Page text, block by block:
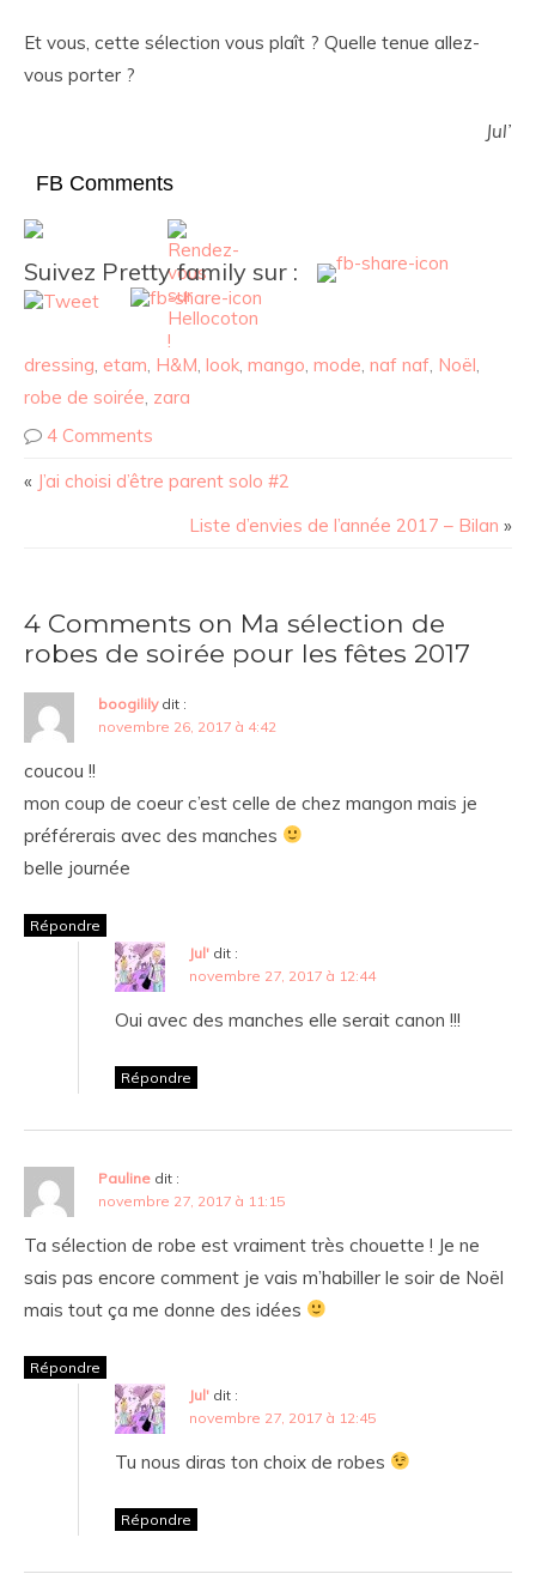
Et vous, cette sélection vous plaît ? Quelle tenue allez-
vous porter ?
Jul’
FB Comments
Suivez Pretty family sur :
dressing etam H&M look mango mode naf naf Noël
robe de soirée zara
4 Comments
« J’ai choisi d’être parent solo #2
Liste d’envies de l’année 2017 – Bilan »
4 Comments on Ma sélection de
robes de soirée pour les fêtes 2017
boogilily dit :
novembre 26, 2017 à 4:42
coucou !!
mon coup de coeur c’est celle de chez mangon mais je
préférerais avec des manches
belle journée
Répondre
Jul' dit :
novembre 27, 2017 à 12:44
Oui avec des manches elle serait canon !!!
Répondre
Pauline dit :
novembre 27, 2017 à 11:15
Ta sélection de robe est vraiment très chouette ! Je ne
sais pas encore comment je vais m’habiller le soir de Noël
mais tout ça me donne des idées
Répondre
Jul' dit :
novembre 27, 2017 à 12:45
Tu nous diras ton choix de robes
Répondre